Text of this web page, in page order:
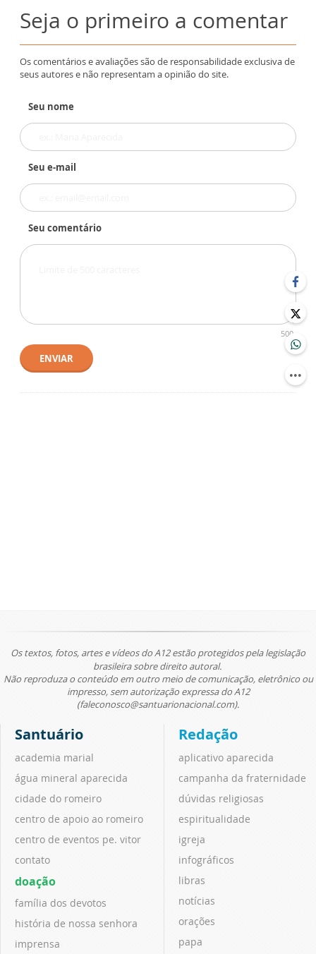
Seja o primeiro a comentar
Os comentários e avaliações são de responsabilidade exclusiva de
seus autores e não representam a opinião do site.
Seu nome
Seu e-mail
Seu comentário
500
ENVIAR
Os textos, fotos, artes e vídeos do A12 estão protegidos pela legislação
brasileira sobre direito autoral.
Não reproduza o conteúdo em outro meio de comunicação, eletrônico ou
impresso, sem autorização expressa do A12
(faleconosco@santuarionacional.com).
Santuário
academia marial
água mineral aparecida
cidade do romeiro
centro de apoio ao romeiro
centro de eventos pe. vitor
contato
doação
família dos devotos
história de nossa senhora
imprensa
Redação
aplicativo aparecida
campanha da fraternidade
dúvidas religiosas
espiritualidade
igreja
infográficos
libras
notícias
orações
papa